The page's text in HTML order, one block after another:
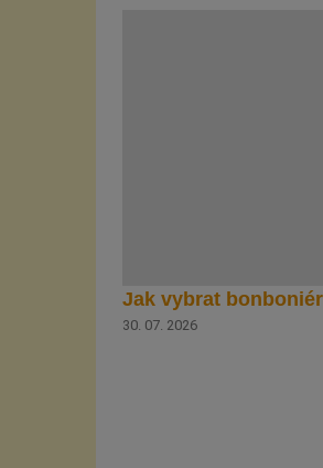
Jak vybrat
30. 07. 2026